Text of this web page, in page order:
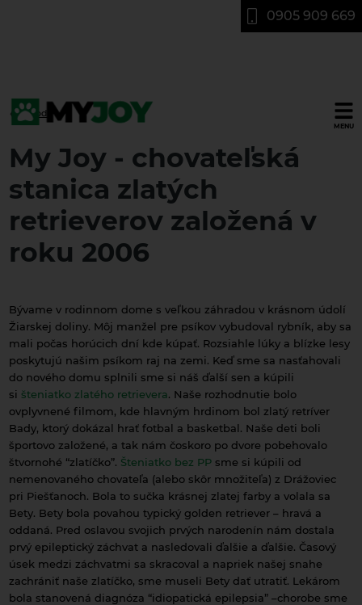
Chovateľská
plemena
zlatý
retriever
rodinného
MENU
Úvod
My Joy - chovateľská
stanica zlatých
retrieverov založená v
roku 2006
Bývame v rodinnom dome s veľkou záhradou v krásnom údolí
Žiarskej doliny. Môj manžel pre psíkov vybudoval rybník, aby sa
mali počas horúcich dní kde kúpať. Rozsiahle lúky a blízke lesy
poskytujú našim psíkom raj na zemi. Keď sme sa nasťahovali
do nového domu splnili sme si náš ďalší sen a kúpili
si šteniatko zlatého retrievera. Naše rozhodnutie bolo
ovplyvnené filmom, kde hlavným hrdinom bol zlatý retríver
Bady, ktorý dokázal hrať fotbal a basketbal. Naše deti boli
športovo založené, a tak nám čoskoro po dvore pobehovalo
štvornohé “zlatíčko”. Šteniatko bez PP sme si kúpili od
nemenovaného chovateľa (alebo skôr množiteľa) z Drážoviec
pri Piešťanoch. Bola to sučka krásnej zlatej farby a volala sa
Bety. Bety bola povahou typický golden retriever – hravá a
oddaná. Pred oslavou svojich prvých narodenín nám dostala
prvý epileptický záchvat a nasledovali ďalšie a ďalšie. Časový
úsek medzi záchvatmi sa skracoval a napriek našej snahe
zachrániť naše zlatíčko, sme museli Bety dať utratiť. Lekárom
bola stanovená diagnóza “idiopatická epilepsia” –chorobe sme
0905 909 669